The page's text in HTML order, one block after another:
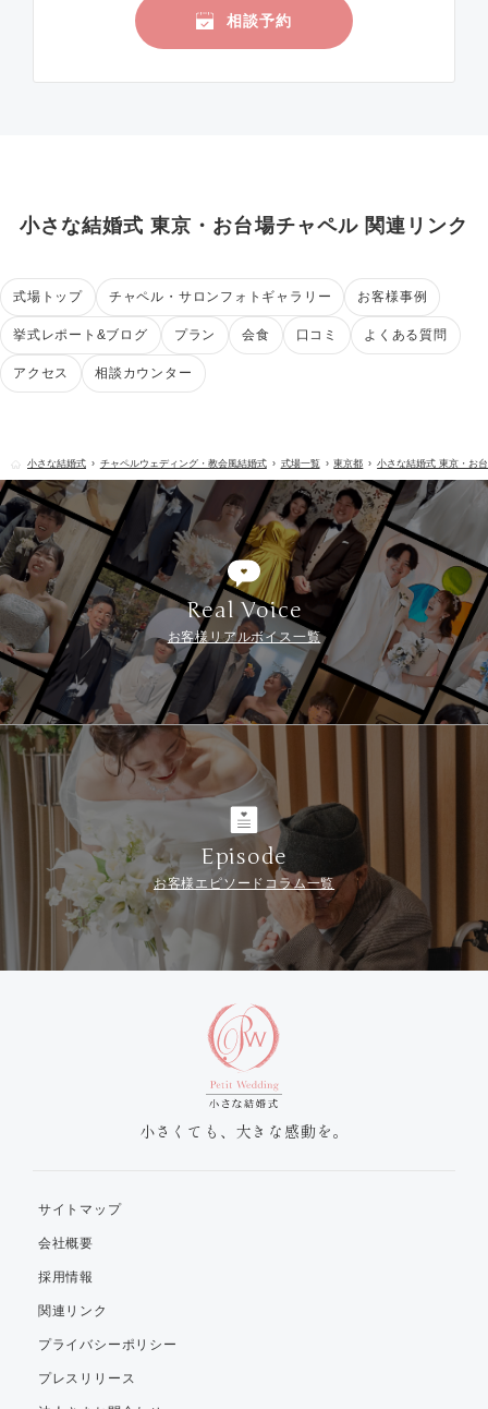
相談予約
小さな結婚式 東京・お台場チャペル 関連リンク
式場トップ チャペル・サロンフォトギャラリー お客様事例
挙式レポート&ブログ プラン 会食 口コミ よくある質問
アクセス 相談カウンター
小さな結婚式 チャペルウェディング・教会風結婚式 式場一覧 東京都 小さな結婚式 東京・お
Real Voice
お客様リアルボイス一覧
Episode
お客様エピソードコラム一覧
小さくても、大きな感動を。
サイトマップ
会社概要
採用情報
関連リンク
プライバシーポリシー
プレスリリース